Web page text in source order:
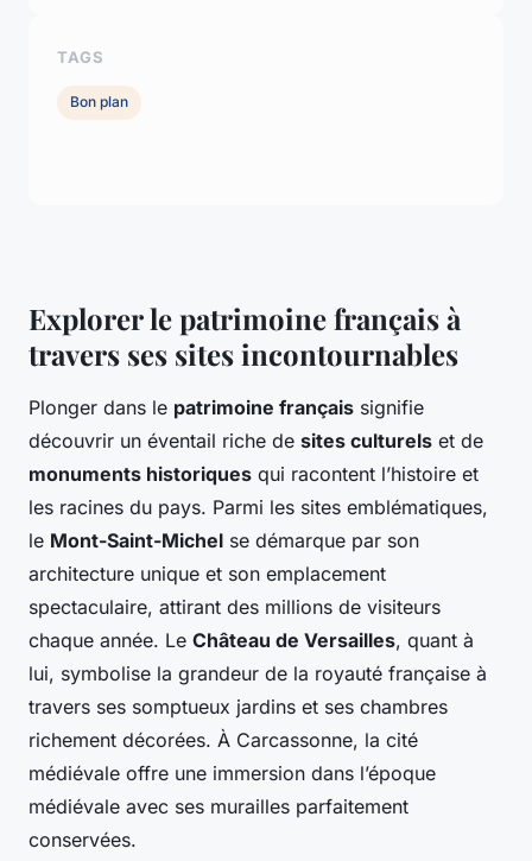
Explorer le patrimoine français à
travers ses sites incontournables
Plonger dans le patrimoine français signifie
découvrir un éventail riche de sites culturels et de
monuments historiques qui racontent l’histoire et
les racines du pays. Parmi les sites emblématiques,
le Mont-Saint-Michel se démarque par son
architecture unique et son emplacement
spectaculaire, attirant des millions de visiteurs
chaque année. Le Château de Versailles, quant à
lui, symbolise la grandeur de la royauté française à
travers ses somptueux jardins et ses chambres
richement décorées. À Carcassonne, la cité
médiévale offre une immersion dans l’époque
médiévale avec ses murailles parfaitement
conservées.
TAGS
Bon plan